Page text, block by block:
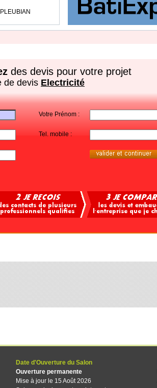
des devis pour votre projet
de devis Electricité
Votre Prénom :
Tel. mobile :
Date d'Ouverture du Salon
Ouverture permanente
Mise à jour le 15 Août 2026